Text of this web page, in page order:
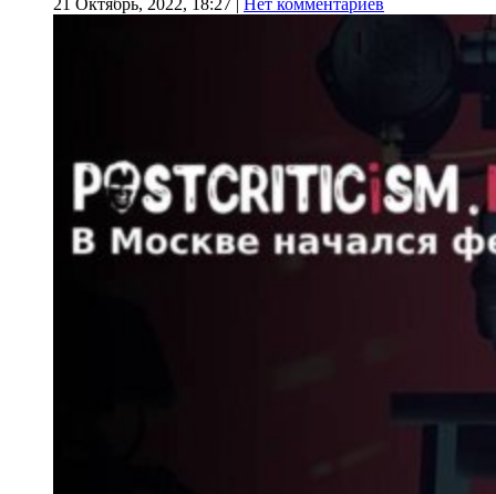
21 Октябрь, 2022, 18:27 | Нет комментариев